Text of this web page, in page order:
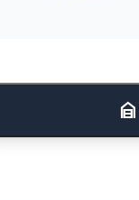
garage_home